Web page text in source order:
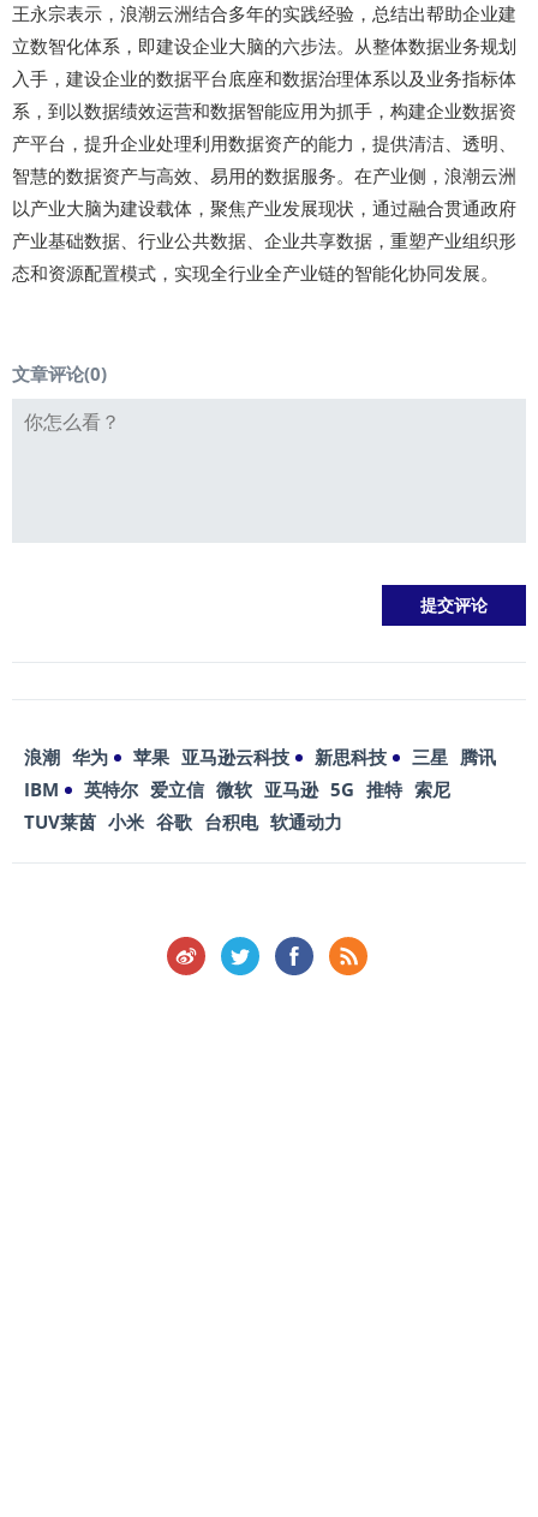
王永宗表示，浪潮云洲结合多年的实践经验，总结出帮助企业建
立数智化体系，即建设企业大脑的六步法。从整体数据业务规划
入手，建设企业的数据平台底座和数据治理体系以及业务指标体
系，到以数据绩效运营和数据智能应用为抓手，构建企业数据资
产平台，提升企业处理利用数据资产的能力，提供清洁、透明、
智慧的数据资产与高效、易用的数据服务。在产业侧，浪潮云洲
以产业大脑为建设载体，聚焦产业发展现状，通过融合贯通政府
产业基础数据、行业公共数据、企业共享数据，重塑产业组织形
态和资源配置模式，实现全行业全产业链的智能化协同发展。
文章评论(0)
浪潮 华为 苹果 亚马逊云科技 新思科技 三星 腾讯
IBM
英特尔 爱立信 微软 亚马逊 5G 推特 索尼
TUV莱茵 小米 谷歌 台积电 软通动力